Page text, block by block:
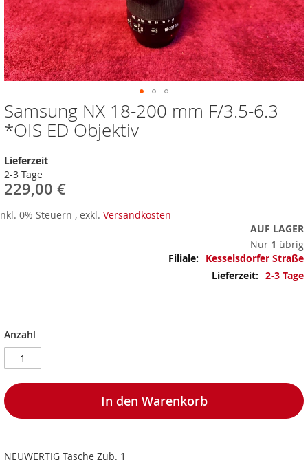
Samsung NX 18-200 mm F/3.5-6.3
*OIS ED Objektiv
Lieferzeit
2-3 Tage
229,00 €
0% Steuern , exkl. Versandkosten
AUF LAGER
Nur 1 übrig
Mehr
Informationen
Kesselsdorfer Straße
2-3 Tage
Anzahl
In den Warenkorb
NEUWERTIG Tasche Zub. 1
Zum
Anfang
der
springen